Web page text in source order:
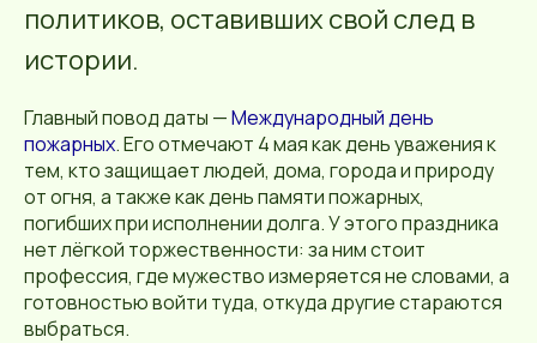
политиков, оставивших свой след в
истории.
Главный повод даты —Международный день
пожарных. Его отмечают 4 мая как день уважения к
тем, кто защищает людей, дома, города и природу
от огня, а также как день памяти пожарных,
погибших при исполнении долга. У этого праздника
нет лёгкой торжественности: за ним стоит
профессия, где мужество измеряется не словами, а
готовностью войти туда, откуда другие стараются
выбраться.